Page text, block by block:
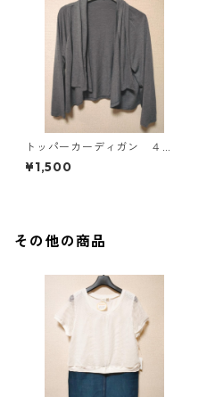
トッパーカーディガン ４
Ｌ グレー KAE-4814
¥1,500
その他の商品